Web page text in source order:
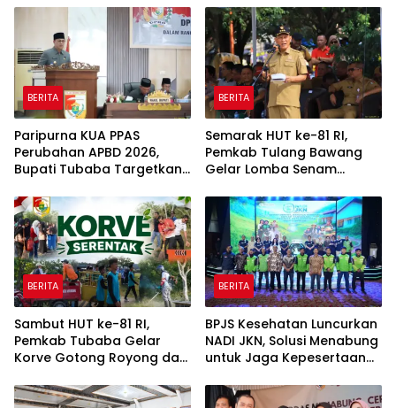
BERITA
Paripurna KUA PPAS
Perubahan APBD 2026,
Bupati Tubaba Targetkan
Rp820,3 Miliar
BERITA
Semarak HUT ke-81 RI,
Pemkab Tulang Bawang
Gelar Lomba Senam
BERITA
Sambut HUT ke-81 RI,
Pemkab Tubaba Gelar
Korve Gotong Royong dan
BERITA
BPJS Kesehatan Luncurkan
NADI JKN, Solusi Menabung
untuk Jaga Kepesertaan